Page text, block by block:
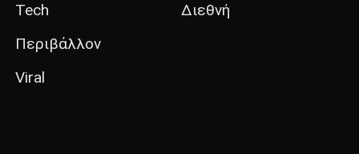
Tech
Περιβάλλον
Viral
Διεθνή